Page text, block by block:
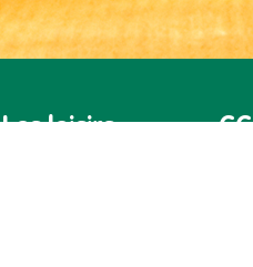
Les loisirs